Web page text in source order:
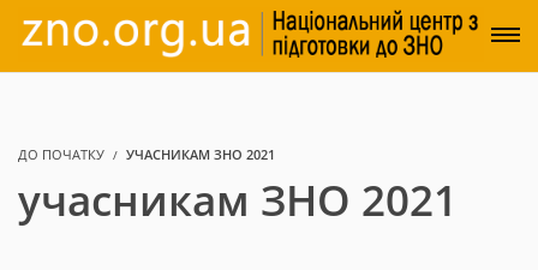
ДО ПОЧАТКУ УЧАСНИКАМ ЗНО 2021
учасникам ЗНО 2021